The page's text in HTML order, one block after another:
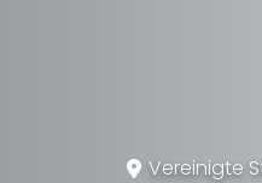
Vereinigte